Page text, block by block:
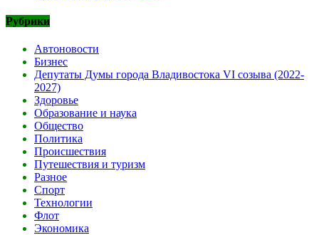
Рубрики
Автоновости
Бизнес
Депутаты Думы города Владивостока VI созыва (2022-
2027)
Здоровье
Образование и наука
Общество
Политика
Происшествия
Путешествия и туризм
Разное
Спорт
Технологии
Флот
Экономика